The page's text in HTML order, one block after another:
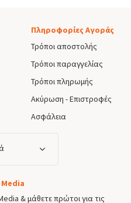
Πληροφορίες Αγοράς
Τρόποι αποστολής
Τρόποι παραγγελίας
Τρόποι πληρωμής
Ακύρωση - Επιστροφές
Ασφάλεια
& μάθετε πρώτοι για τις